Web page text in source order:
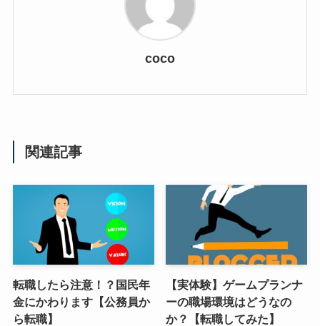
coco
関連記事
転職したら注意！？国民年
金にかわります【公務員か
ら転職】
【実体験】ゲームプランナ
ーの職場環境はどうなの
か？【転職してみた】